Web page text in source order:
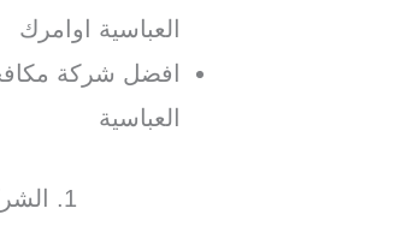
العباسية اوامرك
افضل شركة
العباسية
1. الشركة الالمانية لمكافحة الصراصير في العباسية